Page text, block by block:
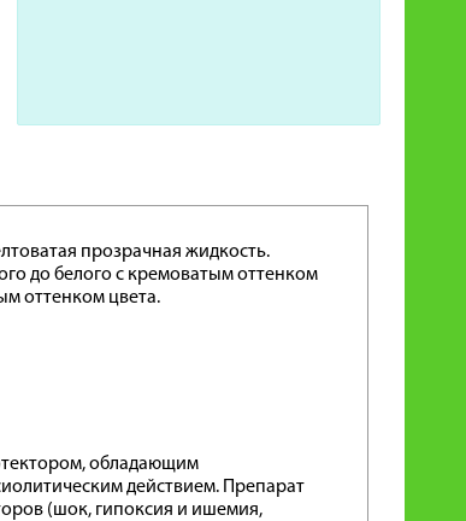
прозрачная жидкость.
до белого с кремоватым оттенком
оттенком цвета.
обладающим
действием. Препарат
(шок, гипоксия и ишемия,